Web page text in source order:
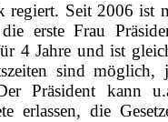
regiert. Seit 2006 ist
erste Frau
4 Jahre und ist
sind möglich,
Präsident kann
erlassen, die